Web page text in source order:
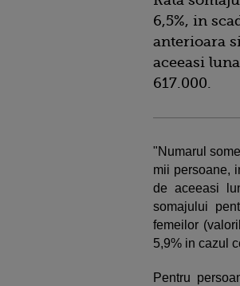
6,5%, in
anterioara
aceeasi
617.000.
"Numarul
mii persoane,
de aceeasi
somajului
femeilor
5,9% in cazul
Pentru